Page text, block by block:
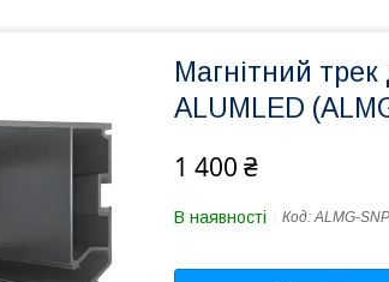
Магнітний трек
ALUMLED
1 400 ₴
В наявності Код:ALMG-